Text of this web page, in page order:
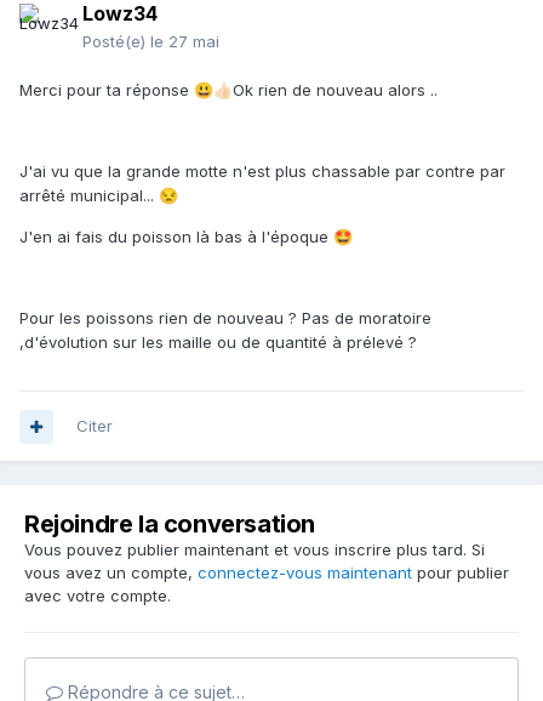
Lowz34
Posté(e) le 27 mai
Merci pour ta réponse 😃👍🏻Ok rien de nouveau alors ..
J'ai vu que la grande motte n'est plus chassable par contre par
arrêté municipal... 😒
J'en ai fais du poisson là bas à l'époque 🤩
Pour les poissons rien de nouveau ? Pas de moratoire
,d'évolution sur les maille ou de quantité à prélevé ?
Citer
Rejoindre la conversation
Vous pouvez publier maintenant et vous inscrire plus tard. Si
vous avez un compte, connectez-vous maintenant pour publier
avec votre compte.
Répondre à ce sujet…